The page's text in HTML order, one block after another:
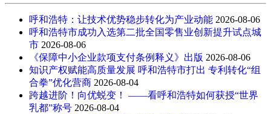
呼和浩特：让技术优势稳步转化为产业动能 2026-08-06
呼和浩特市成功入选第二批全国零售业创新提升试点城
市 2026-08-06
《保障中小企业款项支付条例释义》出版 2026-08-06
知识产权赋能高质量发展 呼和浩特市打出 专利转化“组
合拳”优化营商 2026-08-04
跨越进阶！向优蜕变！ ——看呼和浩特如何获授“世界
乳都”称号 2026-08-04